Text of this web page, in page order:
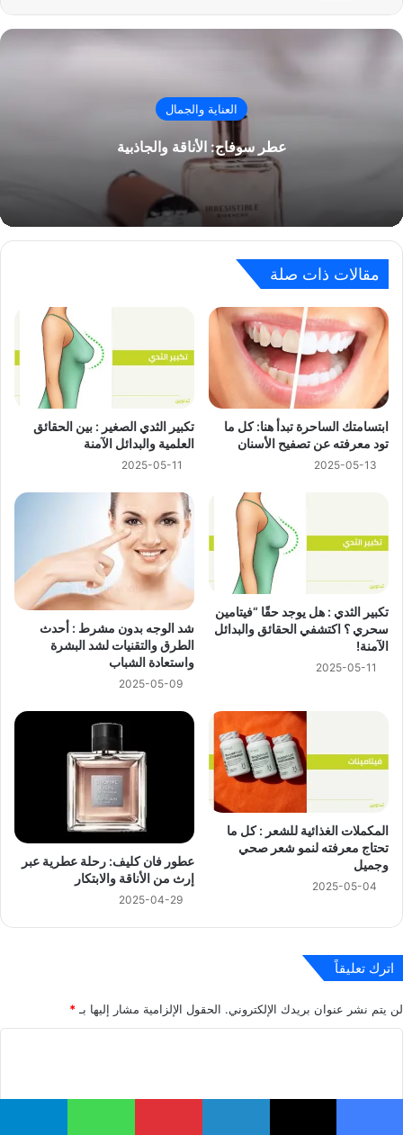
العناية والجمال
عطر سوفاج: الأناقة والجاذبية
مقالات ذات صلة
ابتسامتك الساحرة تبدأ هنا: كل ما
تود معرفته عن تصفيح الأسنان
2025-05-13
تكبير الثدي الصغير : بين الحقائق
العلمية والبدائل الآمنة
2025-05-11
تكبير الثدي : هل يوجد حقًا “فيتامين
سحري ؟ اكتشفي الحقائق والبدائل
الآمنة!
2025-05-11
شد الوجه بدون مشرط : أحدث
الطرق والتقنيات لشد البشرة
واستعادة الشباب
2025-05-09
المكملات الغذائية للشعر : كل ما
تحتاج معرفته لنمو شعر صحي
وجميل
2025-05-04
عطور فان كليف: رحلة عطرية عبر
إرث من الأناقة والابتكار
2025-04-29
اترك تعليقاً
لن يتم نشر عنوان بريدك الإلكتروني. الحقول الإلزامية مشار إليها بـ *